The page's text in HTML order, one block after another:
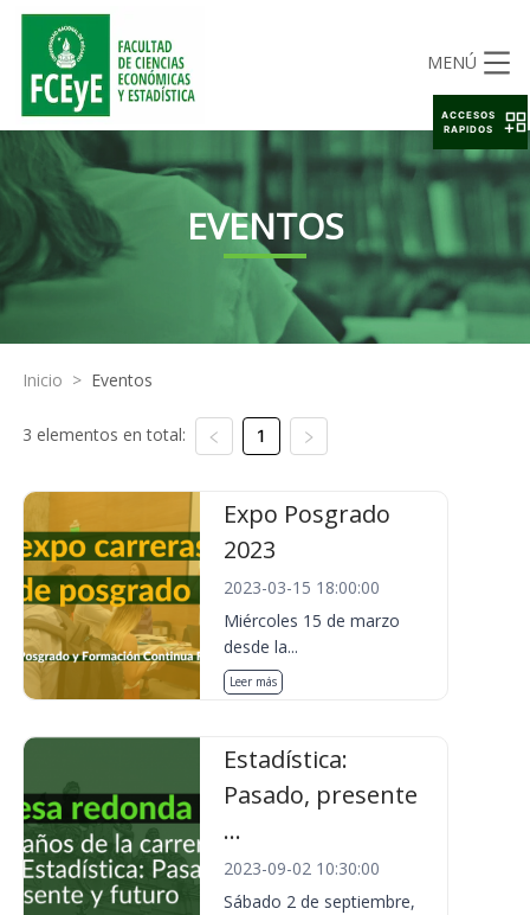
MENÚ
EVENTOS
Inicio > Eventos
3 elementos en total: 1
Expo Posgrado
2023
2023-03-15 18:00:00
Miércoles 15 de marzo
desde la...
Leer más
Estadística:
Pasado, presente
...
2023-09-02 10:30:00
Sábado 2 de septiembre,
ACCESOS
RAPIDOS